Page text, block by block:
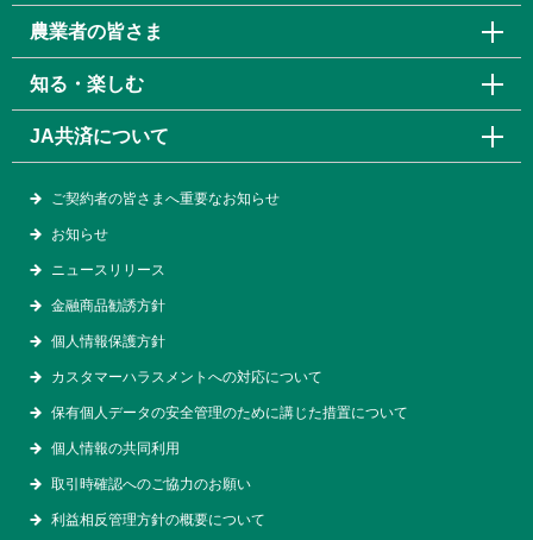
農業者の皆さま
知る・楽しむ
JA共済について
ご契約者の皆さまへ重要なお知らせ
お知らせ
ニュースリリース
金融商品勧誘方針
個人情報保護方針
カスタマーハラスメントへの対応について
保有個人データの安全管理のために講じた措置について
個人情報の共同利用
取引時確認へのご協力のお願い
利益相反管理方針の概要について